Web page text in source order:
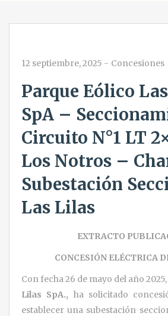
12 septiembre, 2025 - Concesiones
Parque Eólico
SpA –
Circuito N°1 LT
Los Notros –
Subestación
Las Lilas
EXTRACTO
CONCESIÓN ELÉCTRICA
Con fecha 26 de mayo del año 2025,
Lilas SpA., ha solicitado
establecer una subestación